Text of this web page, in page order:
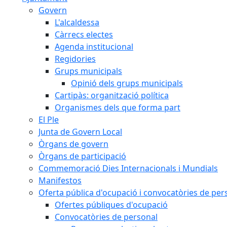
Govern
L'alcaldessa
Càrrecs electes
Agenda institucional
Regidories
Grups municipals
Opinió dels grups municipals
Cartipàs: organització política
Organismes dels que forma part
El Ple
Junta de Govern Local
Òrgans de govern
Òrgans de participació
Commemoració Dies Internacionals i Mundials
Manifestos
Oferta pública d'ocupació i convocatòries de
Ofertes públiques d'ocupació
Convocatòries de personal